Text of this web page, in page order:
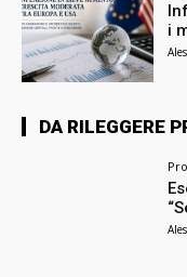
i
DA RILEGGERE